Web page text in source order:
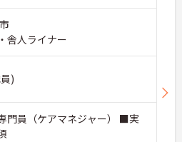
舎人ライナー
)
門員（ケアマネジャー） ■実